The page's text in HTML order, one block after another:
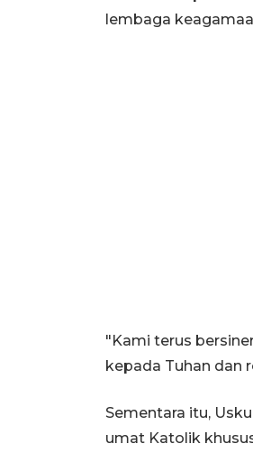
lembaga
"Kami terus
kepada Tuhan dan
Sementara itu,
umat Katolik